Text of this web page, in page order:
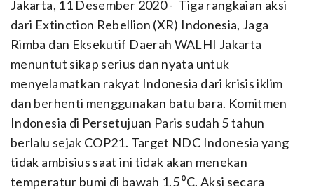
Jakarta, 11 Desember 2020 - Tiga rangkaian aksi
dari Extinction Rebellion (XR) Indonesia, Jaga
Rimba dan Eksekutif Daerah WALHI Jakarta
menuntut sikap serius dan nyata untuk
menyelamatkan rakyat Indonesia dari krisis iklim
dan berhenti menggunakan batu bara. Komitmen
Indonesia di Persetujuan Paris sudah 5 tahun
berlalu sejak COP21. Target NDC Indonesia yang
tidak ambisius saat ini tidak akan menekan
temperatur bumi di bawah 1.5 ⁰C. Aksi secara